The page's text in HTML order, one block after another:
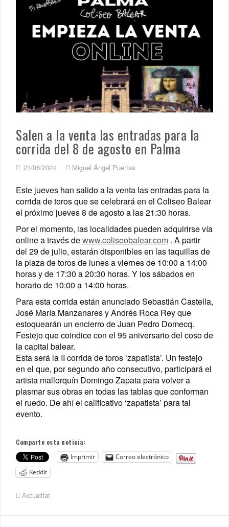
Salen a la venta las entradas para la
corrida del 8 de agosto en Palma
21/06/2024 Miguel Ángel Puertas
Este jueves han salido a la venta las entradas para la
corrida de toros que se celebrará en el Coliseo Balear
el próximo jueves 8 de agosto a las 21:30 horas.
Por el momento, las localidades pueden adquirirse vía
online a través dewww.coliseobalear.com . A partir
del 29 de julio, estarán disponibles en las taquillas de
la plaza de toros de lunes a viernes de 10:00 a 14:00
horas y de 17:30 a 20:30 horas. Y los sábados en
horario de 10:00 a 14:00 horas.
Para esta corrida están anunciado Sebastián Castella,
José María Manzanares y Andrés Roca Rey que
estoquearán un encierro de Juan Pedro Domecq.
Festejo que coindice con el 95 aniversario del coso de
la capital balear.
Esta será la II corrida de toros ‘zapatista’. Un festejo
en el que, por segundo año consecutivo, participará el
artista mallorquín Domingo Zapata para volver a
plasmar sus obras en todas las tablas que conforman
el ruedo. De ahí el calificativo ‘zapatista’ para tal
evento.
Comparte esta noticia:
Imprimir
Correo electrónico
Reddit
Actualitat